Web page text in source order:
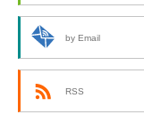
by Email
RSS